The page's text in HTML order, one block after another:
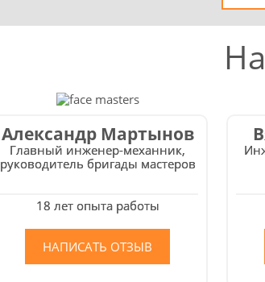
Александр Мартынов
Главный инженер-механник,
руководитель бригады мастеров
18 лет опыта работы
НАПИСАТЬ ОТЗЫВ